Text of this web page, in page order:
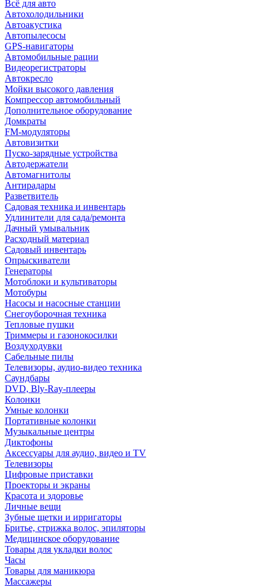
Всё для авто
Автохолодильники
Автоакустика
Автопылесосы
GPS-навигаторы
Автомобильные рации
Видеорегистраторы
Автокресло
Мойки высокого давления
Компрессор автомобильный
Дополнительное оборудование
Домкраты
FM-модуляторы
Автовизитки
Пуско-зарядные устройства
Автодержатели
Автомагнитолы
Антирадары
Разветвитель
Садовая техника и инвентарь
Удлинители для сада/ремонта
Дачный умывальник
Расходный материал
Садовый инвентарь
Опрыскиватели
Генераторы
Мотоблоки и культиваторы
Мотобуры
Насосы и насосные станции
Снегоуборочная техника
Тепловые пушки
Триммеры и газонокосилки
Воздуходувки
Сабельные пилы
Телевизоры, аудио-видео техника
Саундбары
DVD, Bly-Ray-плееры
Колонки
Умные колонки
Портативные колонки
Музыкальные центры
Диктофоны
Аксессуары для аудио, видео и TV
Телевизоры
Цифровые приставки
Проекторы и экраны
Красота и здоровье
Личные вещи
Зубные щетки и ирригаторы
Бритье, стрижка волос, эпиляторы
Медицинское оборудование
Товары для укладки волос
Часы
Товары для маникюра
Массажеры